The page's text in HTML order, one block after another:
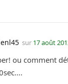
sur 17 août
ou comment